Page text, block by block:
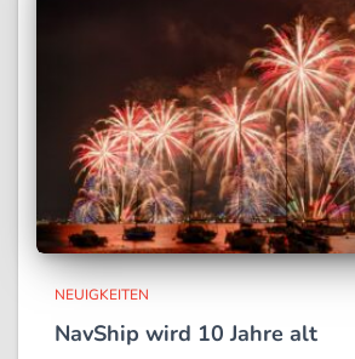
NEUIGKEITEN
NavShip wird 10 Jahre alt